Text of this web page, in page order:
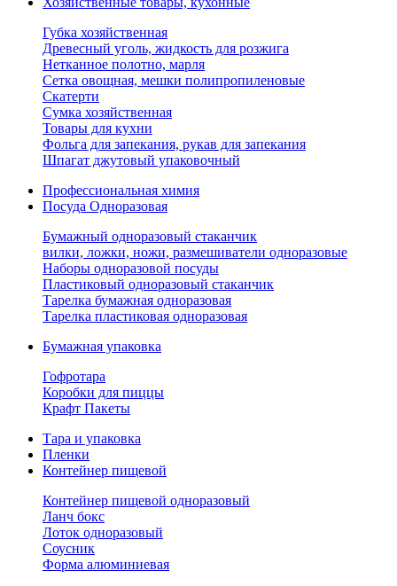
Губка хозяйственная
Древесный уголь, жидкость для розжига
Нетканное полотно, марля
Сетка овощная, мешки полипропиленовые
Скатерти
Сумка хозяйственная
Товары для кухни
Фольга для запекания, рукав для запекания
Шпагат джутовый упаковочный
Профессиональная химия
Посуда Одноразовая
Бумажный одноразовый стаканчик
вилки, ложки, ножи, размешиватели одноразовые
Наборы одноразовой посуды
Пластиковый одноразовый стаканчик
Тарелка бумажная одноразовая
Тарелка пластиковая одноразовая
Бумажная упаковка
Гофротара
Коробки для пиццы
Крафт Пакеты
Тара и упаковка
Пленки
Контейнер пищевой
Контейнер пищевой одноразовый
Ланч бокс
Лоток одноразовый
Соусник
Форма алюминиевая